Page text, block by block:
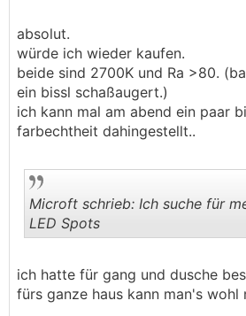
absolut.
würde ich wieder kaufen.
beide sind 2700K und Ra >80.
ein bissl schaßaugert.)
ich kann mal am abend ein paar
farbechtheit dahingestellt..
..
Microft schrieb: Ich suche für
LED Spots
ich hatte für gang und dusche
fürs ganze haus kann man's wohl